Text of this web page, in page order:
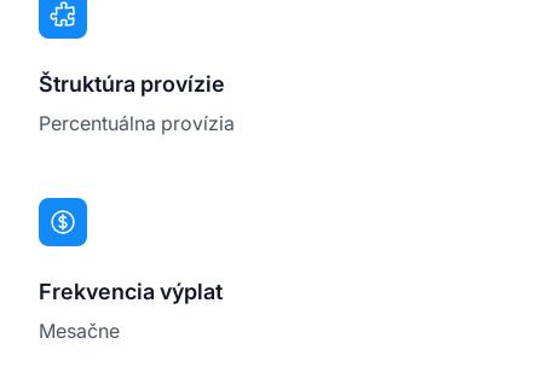
Štruktúra provízie
Percentuálna provízia
Frekvencia výplat
Mesačne